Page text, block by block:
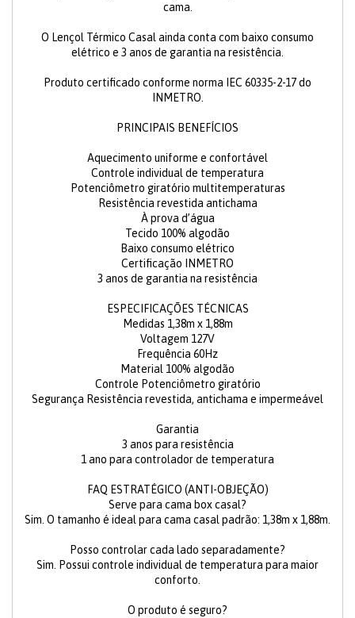
cama.
O Lençol Térmico Casal ainda conta com baixo consumo
elétrico e 3 anos de garantia na resistência.
Produto certificado conforme norma IEC 60335-2-17 do
INMETRO.
PRINCIPAIS BENEFÍCIOS
Aquecimento uniforme e confortável
Controle individual de temperatura
Potenciômetro giratório multitemperaturas
Resistência revestida antichama
À prova d’água
Tecido 100% algodão
Baixo consumo elétrico
Certificação INMETRO
3 anos de garantia na resistência
ESPECIFICAÇÕES TÉCNICAS
Medidas 1,38m x 1,88m
Voltagem 127V
Frequência 60Hz
Material 100% algodão
Controle Potenciômetro giratório
Segurança Resistência revestida, antichama e impermeável
Garantia
3 anos para resistência
1 ano para controlador de temperatura
FAQ ESTRATÉGICO (ANTI-OBJEÇÃO)
Serve para cama box casal?
Sim. O tamanho é ideal para cama casal padrão: 1,38m x 1,88m.
Posso controlar cada lado separadamente?
Sim. Possui controle individual de temperatura para maior
conforto.
O produto é seguro?